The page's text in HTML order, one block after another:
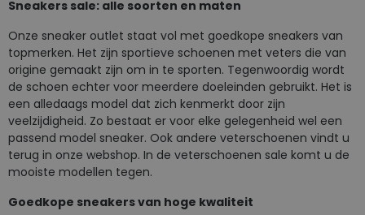
Sneakers sale: alle soorten en maten
Onze sneaker outlet staat vol met goedkope sneakers van
topmerken. Het zijn sportieve schoenen met veters die van
origine gemaakt zijn om in te sporten. Tegenwoordig wordt
de schoen echter voor meerdere doeleinden gebruikt. Het is
een alledaags model dat zich kenmerkt door zijn
veelzijdigheid. Zo bestaat er voor elke gelegenheid wel een
passend model sneaker. Ook andere veterschoenen vindt u
terug in onze webshop. In de veterschoenen sale komt u de
mooiste modellen tegen.
Goedkope sneakers van hoge kwaliteit